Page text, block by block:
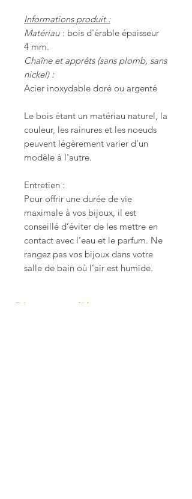
Informations produit :
Matériau : bois d'érable épaisseur
4 mm.
Chaîne et apprêts (sans plomb, sans
nickel) :
Acier inoxydable doré ou argenté
Le bois étant un matériau naturel, la
couleur, les rainures et les noeuds
peuvent légèrement varier d'un
modèle à l'autre.
Entretien :
Pour offrir une durée de vie
maximale à vos bijoux, il est
conseillé d’éviter de les mettre en
contact avec l’eau et le parfum. Ne
rangez pas vos bijoux dans votre
salle de bain où l’air est humide.
D'autres modèles pourraient vous